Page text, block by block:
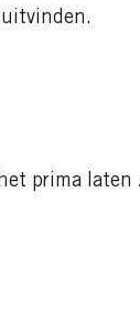
prima laten